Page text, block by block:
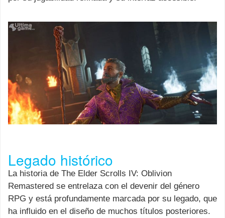
Legado histórico
La historia de The Elder Scrolls IV: Oblivion
Remastered se entrelaza con el devenir del género
RPG y está profundamente marcada por su legado, que
ha influido en el diseño de muchos títulos posteriores.